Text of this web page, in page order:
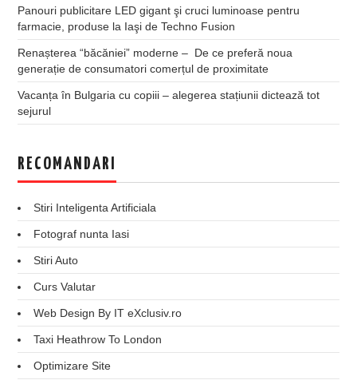
Panouri publicitare LED gigant şi cruci luminoase pentru
farmacie, produse la Iaşi de Techno Fusion
Renașterea “băcăniei” moderne – De ce preferă noua
generație de consumatori comerțul de proximitate
Vacanța în Bulgaria cu copiii – alegerea stațiunii dictează tot
sejurul
RECOMANDARI
Stiri Inteligenta Artificiala
Fotograf nunta Iasi
Stiri Auto
Curs Valutar
Web Design By IT eXclusiv.ro
Taxi Heathrow To London
Optimizare Site